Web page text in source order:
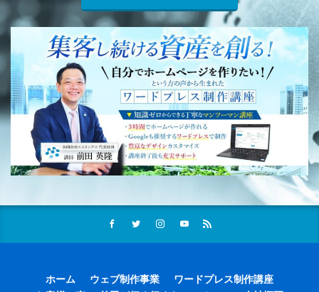
ホーム ウェブ制作事業
ワードプレス制作講座